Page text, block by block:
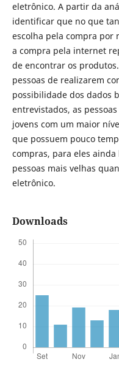
eletrônico. A partir da
identificar que no que
escolha pela compra por
a compra pela internet
de encontrar os
pessoas de realizarem
possibilidade dos dados
entrevistados, as
jovens com um maior
que possuem pouco
compras, para eles
pessoas mais velhas
eletrônico.
Downloads